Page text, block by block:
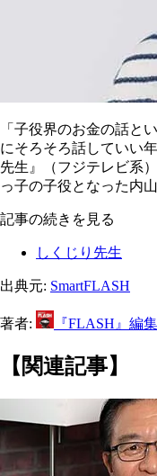
「子役界のお金の話と
にそろそろ話していい
先生』（フジテレビ系
っ子の子役となった内
記事の続きを見る
しくじり先生
出典元: SmartFLASH
著者: 『FLASH』編
【関連記事】